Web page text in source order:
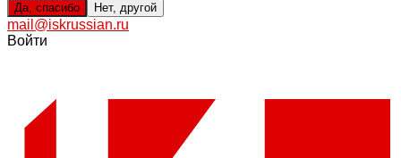
Да, спасибо Нет, другой
mail@iskrussian.ru
Войти